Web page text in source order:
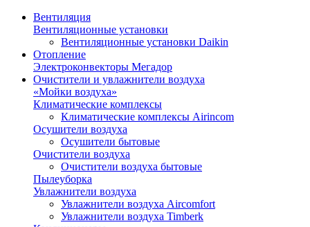
Вентиляция
Вентиляционные установки
Вентиляционные установки Daikin
Отопление
Электроконвекторы Мегадор
Очистители и увлажнители воздуха
«Мойки воздуха»
Климатические комплексы
Климатические комплексы Airincom
Осушители воздуха
Осушители бытовые
Очистители воздуха
Очистители воздуха бытовые
Пылеуборка
Увлажнители воздуха
Увлажнители воздуха Aircomfort
Увлажнители воздуха Timberk